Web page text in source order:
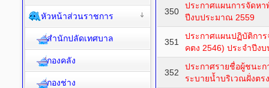
350
ประกาศแผนการจัดหา
ปีงบประมาณ 2559
351
ประกาศแผนปฏิบัติกา
คตง 2546) ประจำปีง
352
ประกาศรายชื่อผู้ชนะก
ระบายน้ำบริเวณฝั่งตร
หัวหน้าส่วนราชการ
สำนักปลัดเทศบาล
กองคลัง
กองช่าง